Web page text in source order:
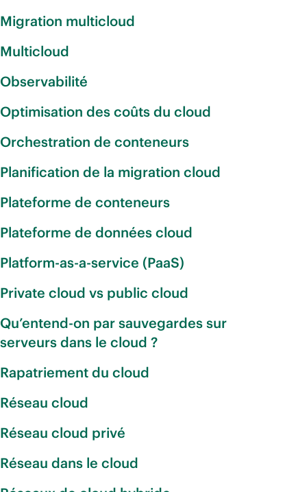
Migration multicloud
Multicloud
Observabilité
Optimisation des coûts du cloud
Orchestration de conteneurs
Planification de la migration cloud
Plateforme de conteneurs
Plateforme de données cloud
Platform-as-a-service (PaaS)
Private cloud vs public cloud
Qu’entend-on par sauvegardes sur
serveurs dans le cloud ?
Rapatriement du cloud
Réseau cloud
Réseau cloud privé
Réseau dans le cloud